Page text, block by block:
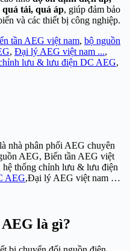
quá tải, quá áp, giúp đảm bảo
và các thiết bị công nghiệp.
tần AEG việt nam, bộ nguồn
, Đại lý AEG việt nam ...,
lưu & lưu điện DC AEG,
nhà phân phối AEG chuyên
AEG, Biến tần AEG việt
hệ thống chỉnh lưu & lưu điện
AEG,Đại lý AEG việt nam …
là gì?